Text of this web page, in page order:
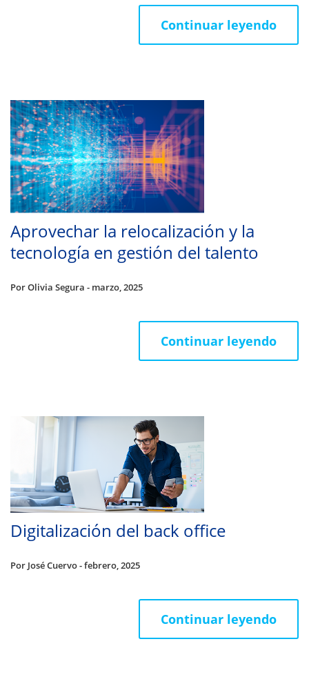
Continuar leyendo
Aprovechar la relocalización y la
tecnología en gestión del talento
Por Olivia Segura - marzo, 2025
Continuar leyendo
Digitalización del back office
Por José Cuervo - febrero, 2025
Continuar leyendo